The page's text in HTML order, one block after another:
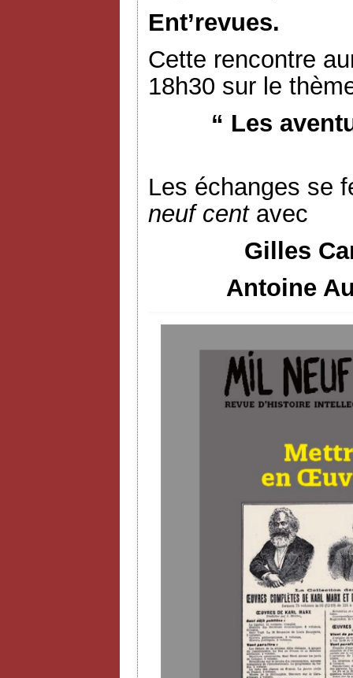
Ent’revues.
Cette rencontre
18h30 sur le
“ Les
Les échanges se
neuf centavec
Gilles
Antoine